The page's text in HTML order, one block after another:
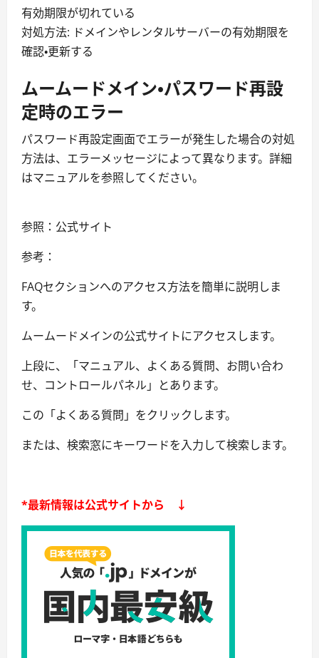
有効期限が切れている
対処方法: ドメインやレンタルサーバーの有効期限を
確認・更新する
ムームードメイン・パスワード再設
定時のエラー
パスワード再設定画面でエラーが発生した場合の対処
方法は、エラーメッセージによって異なります。詳細
はマニュアルを参照してください。
参照：公式サイト
参考：
FAQセクションへのアクセス方法を簡単に説明しま
す。
ムームードメインの公式サイトにアクセスします。
上段に、「マニュアル、よくある質問、お問い合わ
せ、コントロールパネル」とあります。
この「よくある質問」をクリックします。
または、検索窓にキーワードを入力して検索します。
*最新情報は公式サイトから ↓